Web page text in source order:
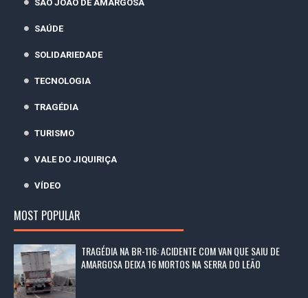
SÃO JOÃO DE AMARGOSA
SAÚDE
SOLIDARIEDADE
TECNOLOGIA
TRAGÉDIA
TURISMO
VALE DO JIQUIRIÇA
VÍDEO
MOST POPULAR
TRAGÉDIA NA BR-116: ACIDENTE COM VAN QUE SAIU DE
AMARGOSA DEIXA 16 MORTOS NA SERRA DO LEÃO